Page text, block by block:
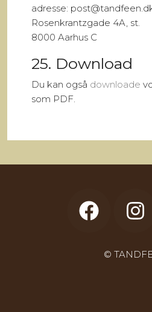
adresse:
Rosenkrantzgade 4A, st.
8000 Aarhus C
25. Download
Du kan også downloade
som PDF.
©